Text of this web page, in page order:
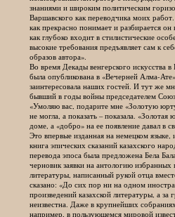
знаниями и широким политическим
Варшавского как переводчика моих работ.
как прекрасно понимает и разбирается он в
как глубоко входит в стилистические
высокие требования предъявляет сам к себе
образов автора».
Во время Декады венгерского искусства в
была опубликована в «Вечерней Алма-Ате»
заинтересовала наших гостей. И тут же мне
бывший в годы войны председателем Союза
«Умоляю вас, подарите мне «Золотую
не могла, а показать – показала. «Золотая
доме, а «добро» на ее появление давал в
Это впервые изданная на немецком языке,
книга эпических сказаний казахского
перевода эпоса была предложена Бела
черновик заявки на антологию избранных
литературы, написанный рукой отца вместе
сказано: «До сих пор ни на одном
произведений казахской литературы, а за
неизвестна. Даже в крупнейших собраниях
например, в пользующемся мировой